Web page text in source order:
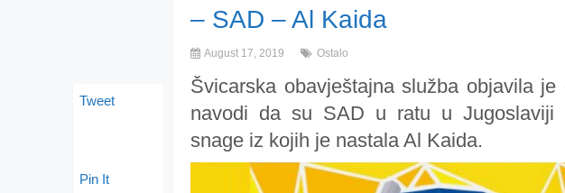
– SAD – Al Kaida
August 17, 2019 Ostalo
Švicarska obavještajna služba objavila je
navodi da su SAD u ratu u Jugoslaviji
snage iz kojih je nastala Al Kaida.
Tweet
Pin It